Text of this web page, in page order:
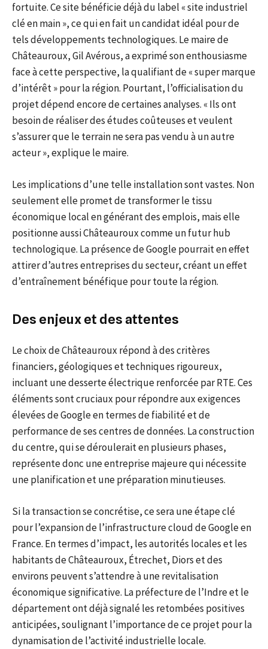
fortuite. Ce site bénéficie déjà du label « site industriel
clé en main », ce qui en fait un candidat idéal pour de
tels développements technologiques. Le maire de
Châteauroux, Gil Avérous, a exprimé son enthousiasme
face à cette perspective, la qualifiant de « super marque
d’intérêt » pour la région. Pourtant, l’officialisation du
projet dépend encore de certaines analyses. « Ils ont
besoin de réaliser des études coûteuses et veulent
s’assurer que le terrain ne sera pas vendu à un autre
acteur », explique le maire.
Les implications d’une telle installation sont vastes. Non
seulement elle promet de transformer le tissu
économique local en générant des emplois, mais elle
positionne aussi Châteauroux comme un futur hub
technologique. La présence de Google pourrait en effet
attirer d’autres entreprises du secteur, créant un effet
d’entraînement bénéfique pour toute la région.
Des enjeux et des attentes
Le choix de Châteauroux répond à des critères
financiers, géologiques et techniques rigoureux,
incluant une desserte électrique renforcée par RTE. Ces
éléments sont cruciaux pour répondre aux exigences
élevées de Google en termes de fiabilité et de
performance de ses centres de données. La construction
du centre, qui se déroulerait en plusieurs phases,
représente donc une entreprise majeure qui nécessite
une planification et une préparation minutieuses.
Si la transaction se concrétise, ce sera une étape clé
pour l’expansion de l’infrastructure cloud de Google en
France. En termes d’impact, les autorités locales et les
habitants de Châteauroux, Étrechet, Diors et des
environs peuvent s’attendre à une revitalisation
économique significative. La préfecture de l’Indre et le
département ont déjà signalé les retombées positives
anticipées, soulignant l’importance de ce projet pour la
dynamisation de l’activité industrielle locale.